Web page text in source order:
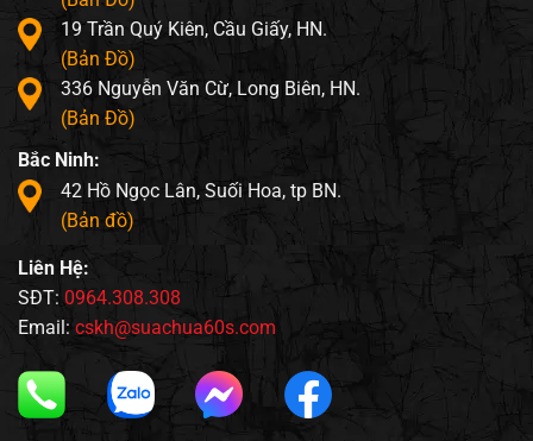
19 Trần Quý Kiên, Cầu Giấy, HN.
(Bản Đồ)
336 Nguyễn Văn Cừ, Long Biên, HN.
(Bản Đồ)
Bắc Ninh:
42 Hồ Ngọc Lân, Suối Hoa, tp BN.
(Bản đồ)
Liên Hệ:
SĐT: 0964.308.308
Email: cskh@suachua60s.com